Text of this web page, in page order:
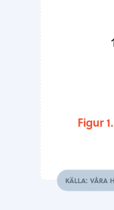
Figur 1.
KÄLLA: VÅRA